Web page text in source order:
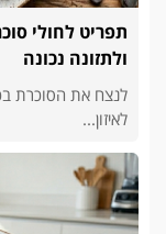
תפריט לחולי
ולתזונה נכונה
לנצח את הסוכרת
לאיזון...